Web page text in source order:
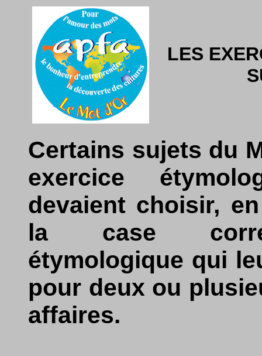
LES
Certains sujets du
exercice
devaient choisir,
la case
étymologique qui
pour deux ou
affaires.